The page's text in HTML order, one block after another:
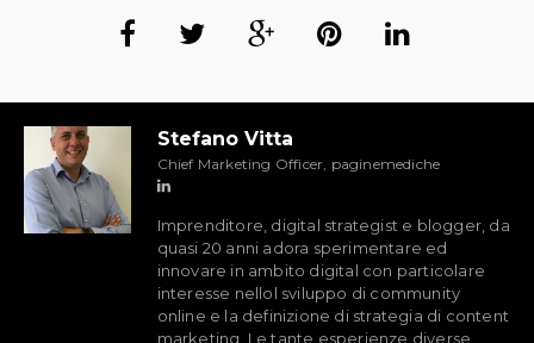
Stefano Vitta
Chief Marketing Officer, paginemediche
Imprenditore, digital strategist e blogger, da
quasi 20 anni adora sperimentare ed
innovare in ambito digital con particolare
interesse nellol sviluppo di community
online e la definizione di strategia di content
marketing. Le tante esperienze diverse